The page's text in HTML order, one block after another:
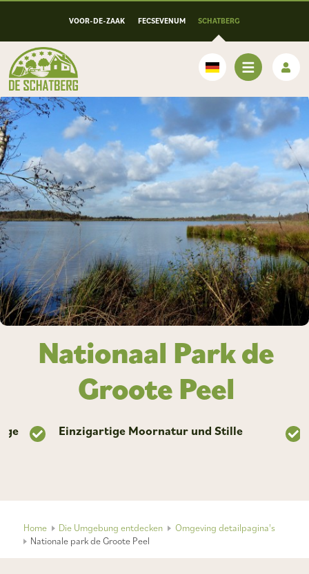
VOOR-DE-ZAAK FECSEVENUM SCHATBERG
Deutsch
Nationaal Park de
Groote Peel
Einzigartige Moornatur und Stille
Home Die Umgebung entdecken
Omgeving detailpagina's
Nationale park de Groote Peel